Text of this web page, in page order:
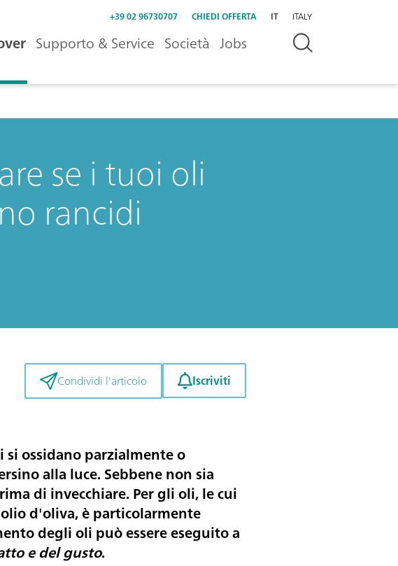
+39 02 96730707 CHIEDI OFFERTA IT ITALY
Supporto & Service Società Jobs
se i tuoi oli
rancidi
Condividi l'articolo Iscriviti
ossidano parzialmente o
alla luce. Sebbene non sia
di invecchiare. Per gli oli, le cui
d'oliva, è particolarmente
degli oli può essere eseguito a
e del gusto.